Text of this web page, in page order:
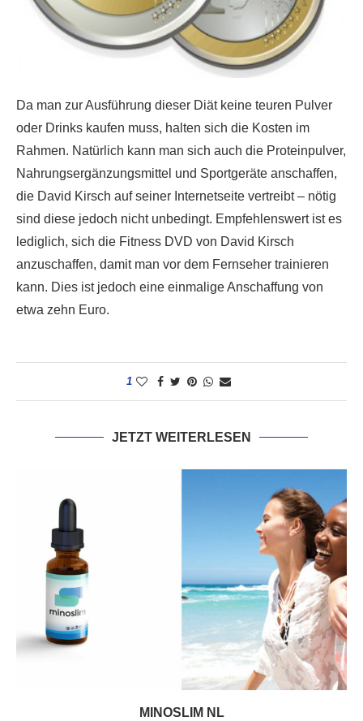
Da man zur Ausführung dieser Diät keine teuren Pulver
oder Drinks kaufen muss, halten sich die Kosten im
Rahmen. Natürlich kann man sich auch die Proteinpulver,
Nahrungsergänzungsmittel und Sportgeräte anschaffen,
die David Kirsch auf seiner Internetseite vertreibt – nötig
sind diese jedoch nicht unbedingt. Empfehlenswert ist es
lediglich, sich die Fitness DVD von David Kirsch
anzuschaffen, damit man vor dem Fernseher trainieren
kann. Dies ist jedoch eine einmalige Anschaffung von
etwa zehn Euro.
1
JETZT WEITERLESEN
MINOSLIM NL